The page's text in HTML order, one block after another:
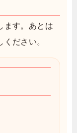
ます。あとは
ださい。